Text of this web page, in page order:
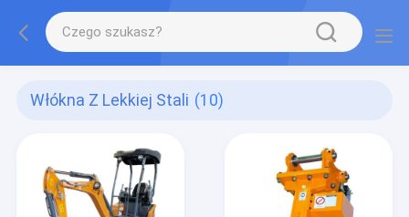
Włókna Z Lekkiej Stali (10)